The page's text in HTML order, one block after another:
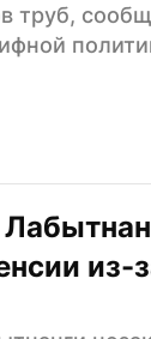
труб,
из-